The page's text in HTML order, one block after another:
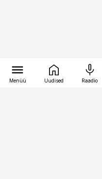
Menüü Uudised Raadio